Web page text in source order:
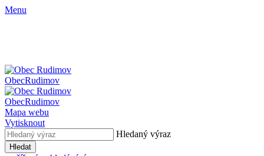
Menu
ObecRudimov
ObecRudimov
Mapa webu
Vytisknout
Hledaný výraz
Hledat